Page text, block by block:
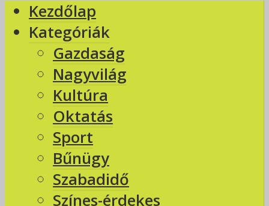
Kezdőlap
Kategóriák
Gazdaság
Nagyvilág
Kultúra
Oktatás
Sport
Bűnügy
Szabadidő
Színes-érdekes